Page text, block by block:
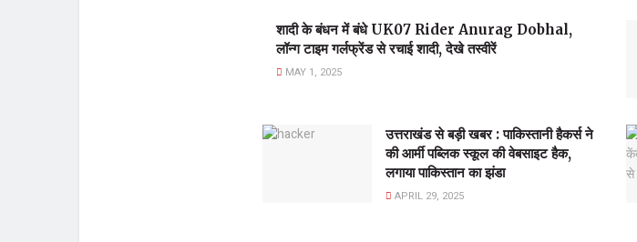
शादी के बंधन में बंधे UK07 Rider Anurag Dobhal,
लॉन्ग टाइम गर्लफ्रेंड से रचाई शादी, देखे तस्वीरें
MAY 1, 2025
उत्तराखंड से बड़ी खबर : पाकिस्तानी हैकर्स ने
की आर्मी पब्लिक स्कूल की वेबसाइट हैक,
लगाया पाकिस्तान का झंडा
APRIL 29, 2025